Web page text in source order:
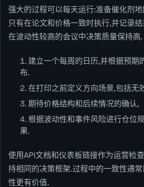
强大的过程可以每天运行:准备催化剂
只有在论文和价格一致时执行,并记录
在波动性较高的会议中决策质量保持高.
建立一个每周的日历,并根据预期
布.
在打印之前定义方向场景,包括无
期待价格结构和后续情况的确认,
根据波动性和事件风险进行仓位
果.
使用API文档和仪表板链接作为运营检
持相同的决策框架.过程中的一致性通
性更有价值.